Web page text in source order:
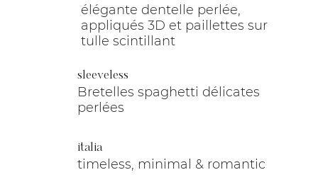
élégante dentelle perlée,
appliqués 3D et paillettes sur
tulle scintillant
sleeveless
Bretelles spaghetti délicates
perlées
italia
timeless, minimal & romantic